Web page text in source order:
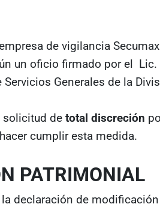
de vigilancia
un oficio firmado por el Lic.
Generales de la
solicitud de total discreción
cumplir esta medida.
PATRIMONIAL
declaración de